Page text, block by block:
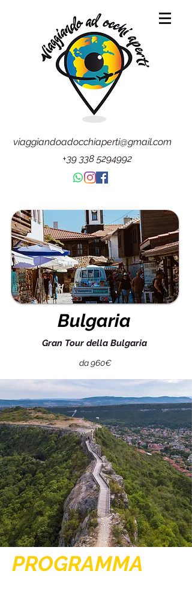
viaggiandoadocchiaperti@gmail.com
+39 338 5294992
Bulgaria
Gran Tour della Bulgaria
da 960€
PROGRAMMA